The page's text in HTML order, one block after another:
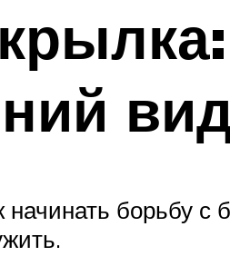
начинать борьбу с